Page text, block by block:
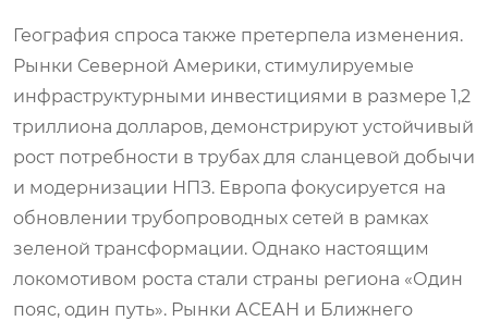
География спроса также претерпела изменения.
Рынки Северной Америки, стимулируемые
инфраструктурными инвестициями в размере 1,2
триллиона долларов, демонстрируют устойчивый
рост потребности в трубах для сланцевой добычи
и модернизации НПЗ. Европа фокусируется на
обновлении трубопроводных сетей в рамках
зеленой трансформации. Однако настоящим
локомотивом роста стали страны региона «Один
пояс, один путь». Рынки АСЕАН и Ближнего